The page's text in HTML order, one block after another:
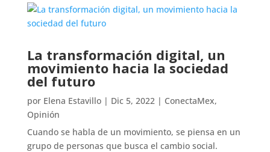
La transformación digital, un
movimiento hacia la sociedad
del futuro
por Elena Estavillo| Dic 5, 2022| ConectaMex,
Opinión
Cuando se habla de un movimiento, se piensa en un
grupo de personas que busca el cambio social.